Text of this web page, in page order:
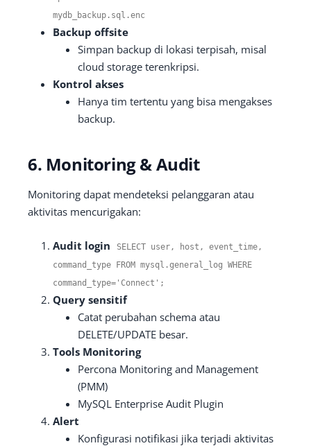
mydb_backup . sql .enc
Backup offsite
Simpan backup di lokasi terpisah, misal
cloud storage terenkripsi.
Kontrol akses
Hanya tim tertentu yang bisa mengakses
backup.
6. Monitoring & Audit
Monitoring dapat mendeteksi pelanggaran atau
aktivitas mencurigakan:
Audit login SELECT user, host , event_time,
command_type FROM mysql .general_log WHERE
command_type= 'Connect' ;
Query sensitif
Catat perubahan schema atau
DELETE/UPDATE besar.
Tools Monitoring
Percona Monitoring and Management
(PMM)
MySQL Enterprise Audit Plugin
Alert
Konfigurasi notifikasi jika terjadi aktivitas